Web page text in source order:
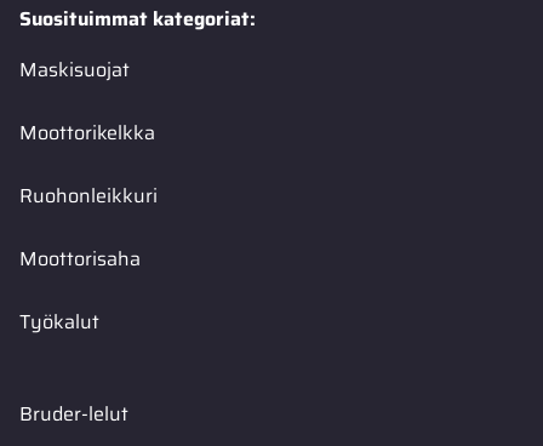
Suosituimmat kategoriat:
Maskisuojat
Moottorikelkka
Ruohonleikkuri
Moottorisaha
Työkalut
Bruder-lelut